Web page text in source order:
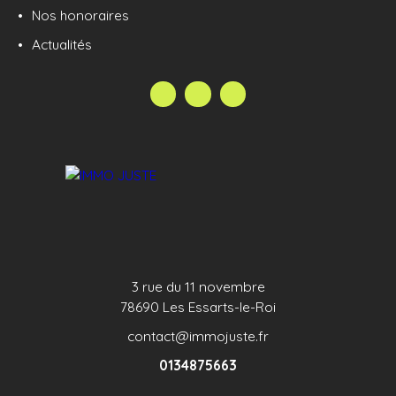
écoles, commerces, centre de loisirs, médecins,
gymnase, bus... Cette maison attend sa nouvelle
éditoriale de Tiffany Valentin Agent Commercial
Immatriculé au RSAC de Versailles sous le numéro
Nos honoraires
Actualités
3 rue du 11 novembre
78690 Les Essarts-le-Roi
contact@immojuste.fr
0134875663